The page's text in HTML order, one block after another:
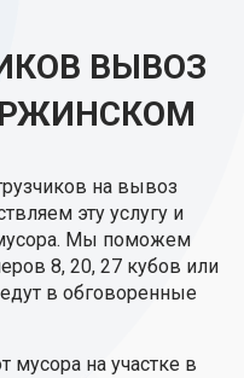
ВЫВОЗ
на вывоз
эту услугу и
мусора. Мы поможем
8, 20, 27 кубов или
в обговоренные
мусора на участке в